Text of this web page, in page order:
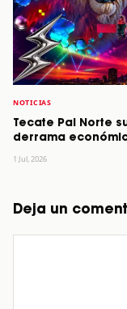
NOTICIAS
Tecate Pal Norte
derrama
1 Jul, 2026
Deja un
Comentario